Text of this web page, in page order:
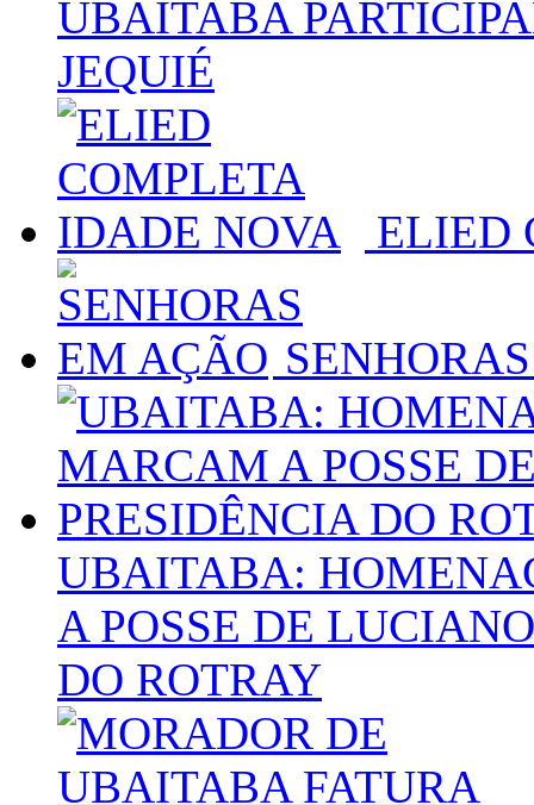
UBAITABA
JEQUIÉ
ELIED
UBAITABA:
A POSSE DE
DO ROTRAY